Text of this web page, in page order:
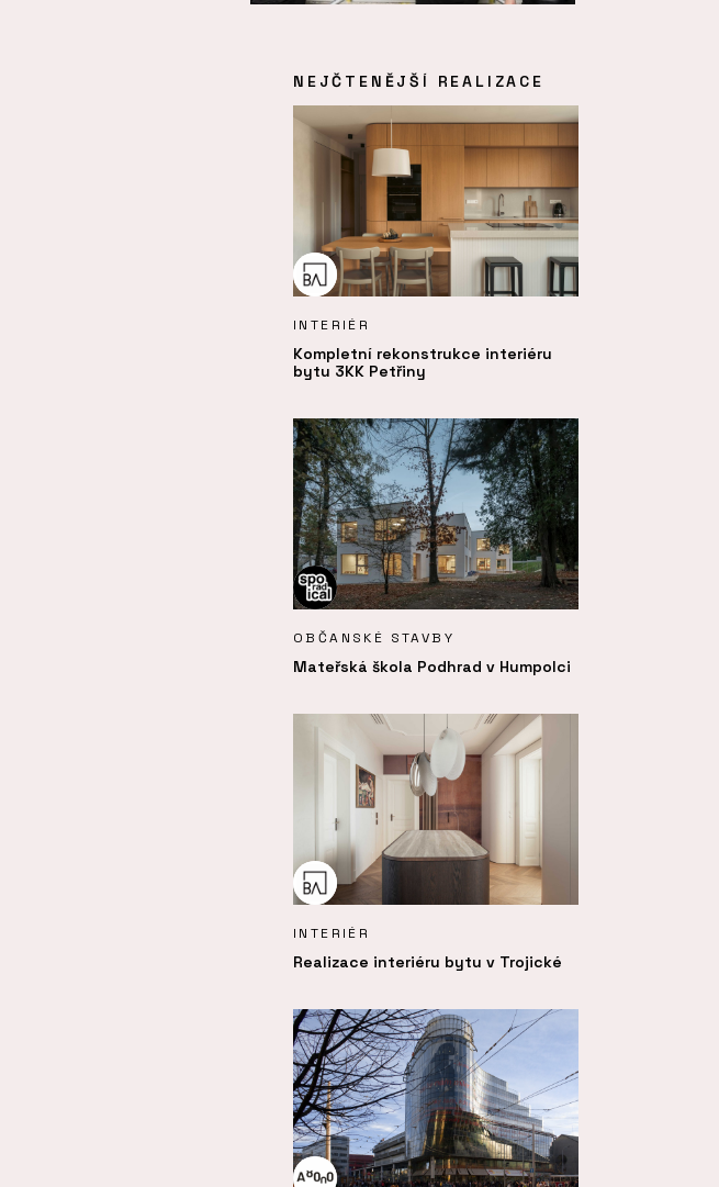
NEJČTENĚJŠÍ REALIZACE
INTERIÉR
Kompletní rekonstrukce interiéru
bytu 3KK Petřiny
OBČANSKÉ STAVBY
Mateřská škola Podhrad v Humpolci
INTERIÉR
Realizace interiéru bytu v Trojické